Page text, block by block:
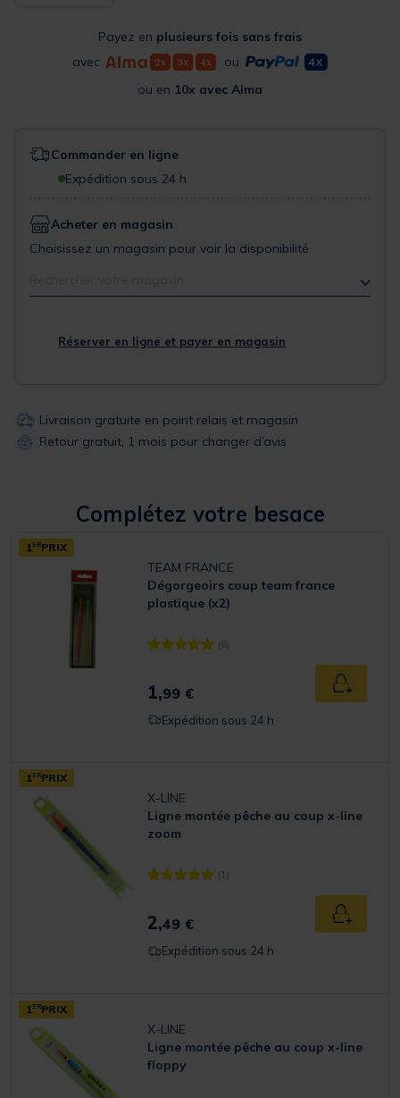
Payez en plusieurs fois sans frais
avec
ou
ou en 10x avec Alma
Commander en ligne
Expédition sous 24 h
Acheter en magasin
Choisissez un magasin pour voir la disponibilité
Réserver en ligne et payer en magasin
Livraison gratuite en point relais et magasin
Retour gratuit, 1 mois pour changer d’avis
Complétez votre besace
1ERPRIX
TEAM FRANCE
Dégorgeoirs coup team france
plastique (x2)
[object Object] out of 5 Customer Rating
(6)
1,99 € Ajouter
Expédition sous 24 h
1ERPRIX
X-LINE
Ligne montée pêche au coup x-line
zoom
[object Object] out of 5 Customer Rating
(1)
2,49 € Ajouter
Expédition sous 24 h
1 ERPRIX
X-LINE
Ligne montée pêche au coup x-line
floppy